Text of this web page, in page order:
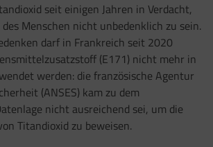
seit einigen Jahren in Verdacht,
Menschen nicht unbedenklich zu sein.
darf in Frankreich seit 2020
(E171) nicht mehr in
werden: die französische Agentur
(ANSES) kam zu dem
nicht ausreichend sei, um die
Titandioxid zu beweisen.